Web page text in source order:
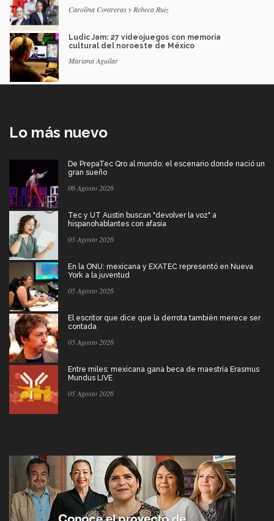
Carolina Contreras y Rebeca Ruiz
Ludic Jam: 27 videojuegos con memoria
cultural del noroeste de México
Mariana Aguilar
Lo más nuevo
De PrepaTec Qro al mundo: el escenario donde nació un
gran sueño
06 Agosto 2026
Tec y UT Austin buscan "devolver la voz" a
hispanohablantes con afasia
05 Agosto 2026
En la ONU: mexicana y EXATEC representó en Nueva
York a la juventud
05 Agosto 2026
El escritor que dice que la derrota también merece ser
contada
05 Agosto 2026
Entre miles: mexicana gana beca de maestría Erasmus
Mundus LIVE
05 Agosto 2026